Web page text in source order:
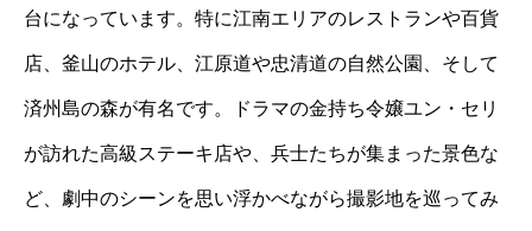
台になっています。特に江南エリアのレストランや百貨
店、釜山のホテル、江原道や忠清道の自然公園、そして
済州島の森が有名です。ドラマの金持ち令嬢ユン・セリ
が訪れた高級ステーキ店や、兵士たちが集まった景色な
ど、劇中のシーンを思い浮かべながら撮影地を巡ってみ